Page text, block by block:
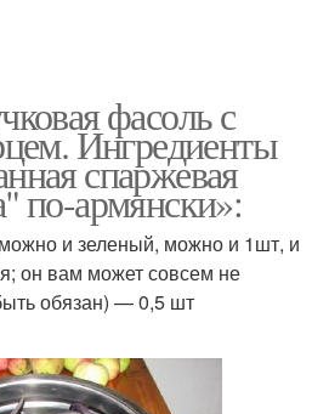
фасоль с
Ингредиенты
спаржевая
по-армянски»:
и зеленый, можно и 1шт, и
он вам может совсем не
обязан) — 0,5 шт